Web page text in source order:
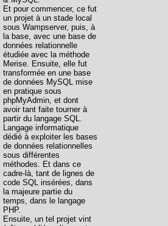
Et pour commencer, ce fut
un projet à un stade local
sous Wampserver, puis, à
la base, avec une base de
données relationnelle
étudiée avec la méthode
Merise. Ensuite, elle fut
transformée en une base
de données MySQL mise
en pratique sous
phpMyAdmin, et dont
avoir tant faite tourner à
partir du langage SQL.
Langage informatique
dédié à exploiter les bases
de données relationnelles
sous différentes
méthodes. Et dans ce
cadre-là, tant de lignes de
code SQL insérées, dans
la majeure partie du
temps, dans le langage
PHP.
Ensuite, un tel projet vint